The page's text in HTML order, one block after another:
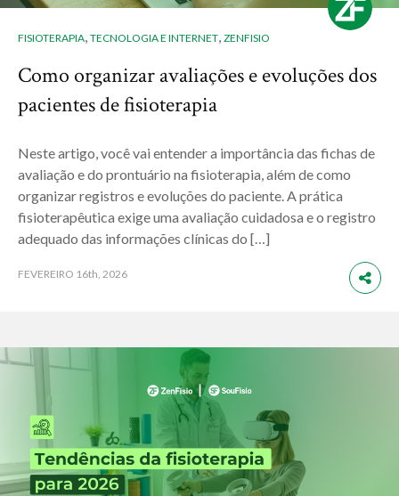
FISIOTERAPIA, TECNOLOGIA E INTERNET, ZENFISIO
Como organizar avaliações e evoluções dos
pacientes de fisioterapia
Neste artigo, você vai entender a importância das fichas de
avaliação e do prontuário na fisioterapia, além de como
organizar registros e evoluções do paciente. A prática
fisioterapêutica exige uma avaliação cuidadosa e o registro
adequado das informações clínicas do […]
FEVEREIRO 16th, 2026